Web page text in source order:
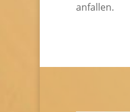
anfallen.